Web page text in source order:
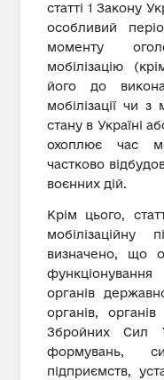
статті 1 Закону
особливий
моменту
мобілізацію
його до
мобілізації чи
стану в Україні
охоплює час
частково
воєнних дій.
Крім цього,
мобілізаційну
визначено, що
органів
органів,
Збройних Сил
формувань,
підприємств,